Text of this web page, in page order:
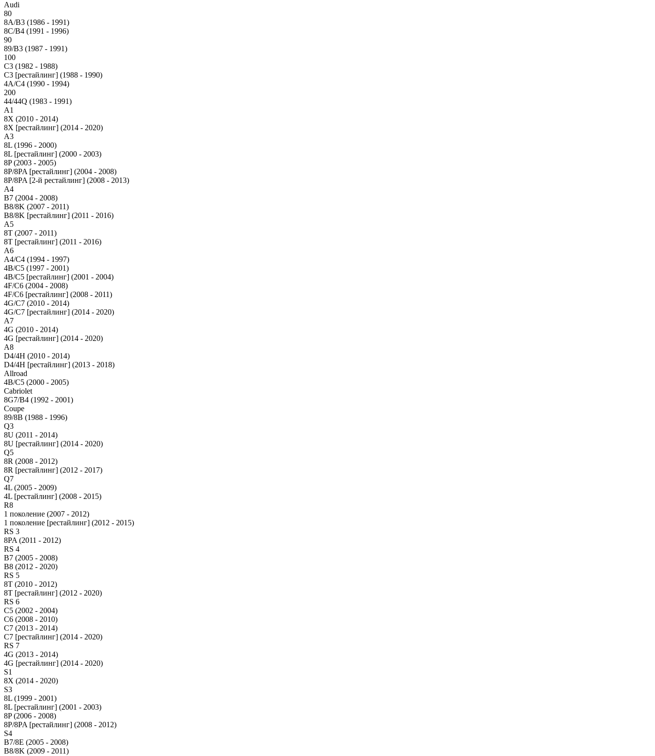
Audi
80
8A/B3 (1986 - 1991)
8C/B4 (1991 - 1996)
90
89/B3 (1987 - 1991)
100
С3 (1982 - 1988)
С3 [рестайлинг] (1988 - 1990)
4A/C4 (1990 - 1994)
200
44/44Q (1983 - 1991)
A1
8X (2010 - 2014)
8X [рестайлинг] (2014 - 2020)
A3
8L (1996 - 2000)
8L [рестайлинг] (2000 - 2003)
8P (2003 - 2005)
8P/8PA [рестайлинг] (2004 - 2008)
8P/8PA [2-й рестайлинг] (2008 - 2013)
A4
B7 (2004 - 2008)
B8/8K (2007 - 2011)
B8/8K [рестайлинг] (2011 - 2016)
A5
8T (2007 - 2011)
8T [рестайлинг] (2011 - 2016)
A6
A4/C4 (1994 - 1997)
4B/C5 (1997 - 2001)
4B/C5 [рестайлинг] (2001 - 2004)
4F/C6 (2004 - 2008)
4F/C6 [рестайлинг] (2008 - 2011)
4G/C7 (2010 - 2014)
4G/C7 [рестайлинг] (2014 - 2020)
A7
4G (2010 - 2014)
4G [рестайлинг] (2014 - 2020)
A8
D4/4H (2010 - 2014)
D4/4H [рестайлинг] (2013 - 2018)
Allroad
4B/C5 (2000 - 2005)
Cabriolet
8G7/B4 (1992 - 2001)
Coupe
89/8B (1988 - 1996)
Q3
8U (2011 - 2014)
8U [рестайлинг] (2014 - 2020)
Q5
8R (2008 - 2012)
8R [рестайлинг] (2012 - 2017)
Q7
4L (2005 - 2009)
4L [рестайлинг] (2008 - 2015)
R8
1 поколение (2007 - 2012)
1 поколение [рестайлинг] (2012 - 2015)
RS 3
8PA (2011 - 2012)
RS 4
B7 (2005 - 2008)
B8 (2012 - 2020)
RS 5
8T (2010 - 2012)
8T [рестайлинг] (2012 - 2020)
RS 6
C5 (2002 - 2004)
C6 (2008 - 2010)
C7 (2013 - 2014)
C7 [рестайлинг] (2014 - 2020)
RS 7
4G (2013 - 2014)
4G [рестайлинг] (2014 - 2020)
S1
8X (2014 - 2020)
S3
8L (1999 - 2001)
8L [рестайлинг] (2001 - 2003)
8P (2006 - 2008)
8P/8PA [рестайлинг] (2008 - 2012)
S4
B7/8E (2005 - 2008)
B8/8K (2009 - 2011)